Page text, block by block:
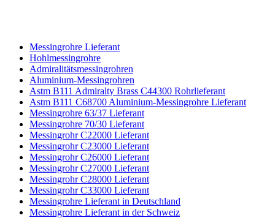
Messingrohre Lieferant
Hohlmessingrohre
Admiralitätsmessingrohren
Aluminium-Messingrohren
Astm B111 Admiralty Brass C44300 Rohrlieferant
Astm B111 C68700 Aluminium-Messingrohre Lieferant
Messingrohre 63/37 Lieferant
Messingrohre 70/30 Lieferant
Messingrohr C22000 Lieferant
Messingrohr C23000 Lieferant
Messingrohr C26000 Lieferant
Messingrohr C27000 Lieferant
Messingrohr C28000 Lieferant
Messingrohr C33000 Lieferant
Messingrohre Lieferant in Deutschland
Messingrohre Lieferant in der Schweiz